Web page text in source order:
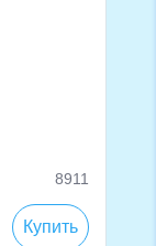
8911
Купить